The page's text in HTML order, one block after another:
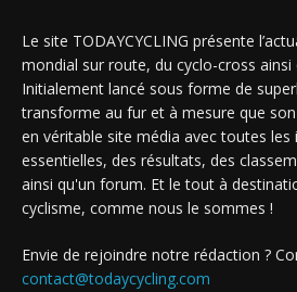
Le site TODAYCYCLING présente
mondial sur route, du cyclo-cross ainsi
Initialement lancé sous forme de
transforme au fur et à mesure que
en véritable site média avec toutes
essentielles, des résultats, des
ainsi qu'un forum. Et le tout à
cyclisme, comme nous le sommes !
Envie de rejoindre notre rédaction ?
contact@todaycycling.com